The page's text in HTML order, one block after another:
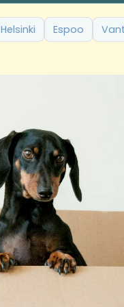
Helsinki Espoo